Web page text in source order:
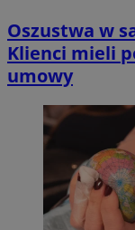
Oszustwa w
Klienci mieli
umowy